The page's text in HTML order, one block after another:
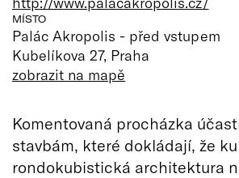
MÍSTO
Palác Akropolis - před vstupem
Kubelíkova 27, Praha
zobrazit na mapě
Komentovaná procházka
stavbám, které dokládají, že
rondokubistická architektura